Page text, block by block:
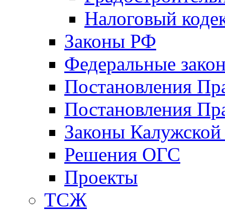
Налоговый
Законы РФ
Федеральные
Постановления
Постановления
Законы Калужской
Решения ОГС
Проекты
ТСЖ